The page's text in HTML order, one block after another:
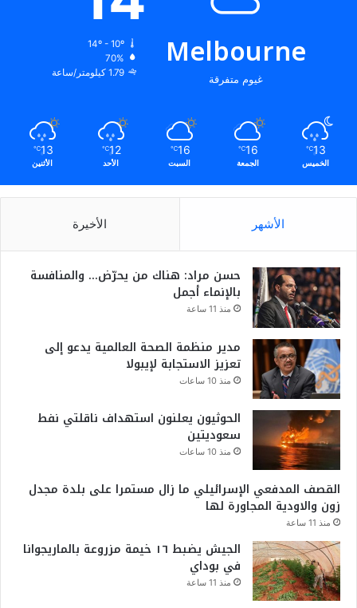
Melbourne
غيوم متفرقة
14º - 10º
70%
1.79 كيلومتر/ساعة
13
℃
الخميس
16
℃
الجمعة
16
℃
السبت
12
℃
الأحد
13
℃
الأثنين
الأشهر الأخيرة
حسن مراد: هناك من يحرّض… والمنافسة
بالإنماء أجمل
منذ 11 ساعة
مدير منظمة الصحة العالمية يدعو إلى
تعزيز الاستجابة لإيبولا
منذ 10 ساعات
الحوثيون يعلنون استهداف ناقلتي نفط
سعوديتين
منذ 10 ساعات
القصف المدفعي الإسرائيلي ما زال مستمرا على بلدة مجدل
زون والاودية المجاورة لها
منذ 11 ساعة
الجيش يضبط ١٦ خيمة مزروعة بالماريجوانا
في بوداي
منذ 11 ساعة